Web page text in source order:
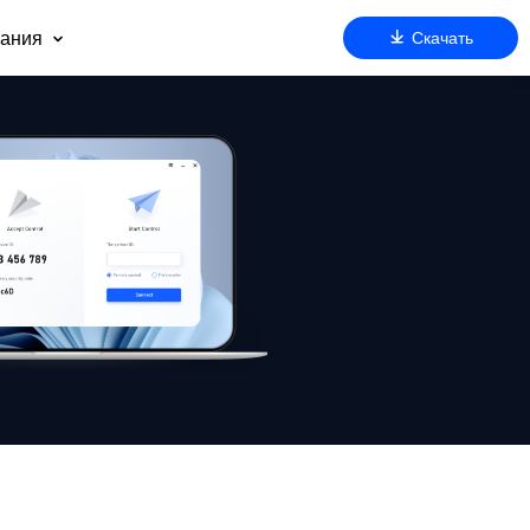
Партнерам
Почему AnyViewer
Скачать